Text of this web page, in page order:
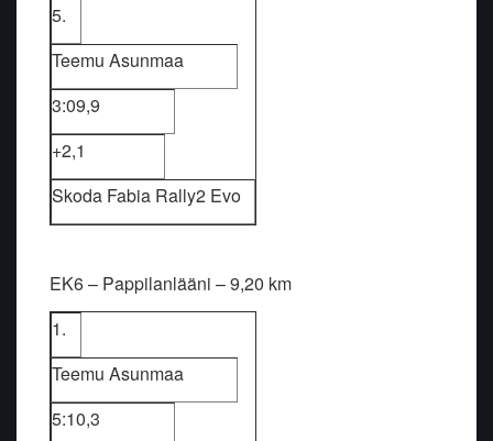
5.
Teemu Asunmaa
3:09,9
+2,1
Skoda Fabia Rally2 Evo
EK6 – Pappilanlääni – 9,20 km
1.
Teemu Asunmaa
5:10,3